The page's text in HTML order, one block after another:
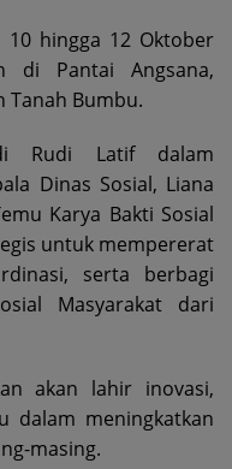
10 hingga 12 Oktober
di Pantai Angsana,
Tanah Bumbu.
Rudi Latif dalam
Dinas Sosial, Liana
Karya Bakti Sosial
untuk mempererat
serta berbagi
Masyarakat dari
akan lahir inovasi,
dalam meningkatkan
masing.